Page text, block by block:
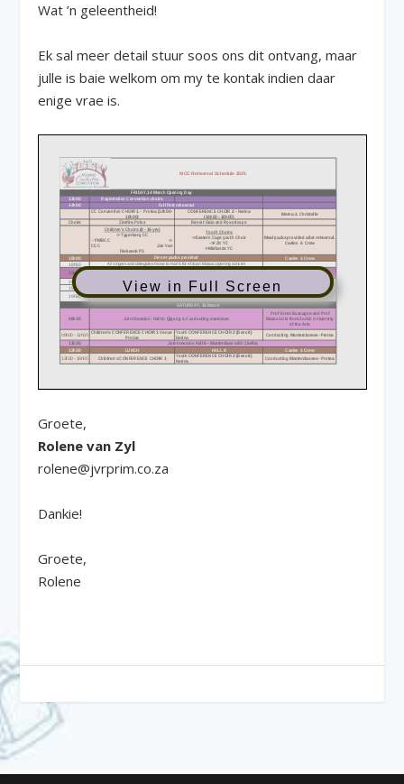
Wat ’n geleentheid!
Ek sal meer detail stuur soos ons dit ontvang, maar
julle is baie welkom om my te kontak indien daar
enige vrae is.
View in Full Screen
Groete,
Rolene van Zyl
rolene@jvrprim.co.za
Dankie!
Groete,
Rolene